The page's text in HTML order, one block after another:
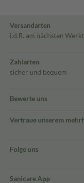
Versandarten
i.d.R. am nächsten
Zahlarten
sicher und bequem
Bewerte uns
Vertraue unserem
Folge uns
Sanicare App